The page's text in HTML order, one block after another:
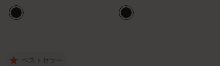
ベストセラー